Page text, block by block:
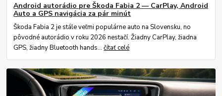
Android autorádio pre Škoda Fabia 2 — CarPlay, Android
Auto a GPS navigácia za pár minút
Škoda Fabia 2 je stále veľmi populárne auto na Slovensku, no
pôvodné autorádio v roku 2026 nestačí. Žiadny CarPlay, žiadna
GPS, žiadny Bluetooth hands...čítať celé